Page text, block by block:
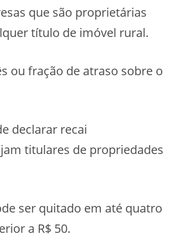
que são proprietárias
título de imóvel rural.
ou fração de atraso sobre o
declarar recai
titulares de propriedades
ser quitado em até quatro
a R$ 50.